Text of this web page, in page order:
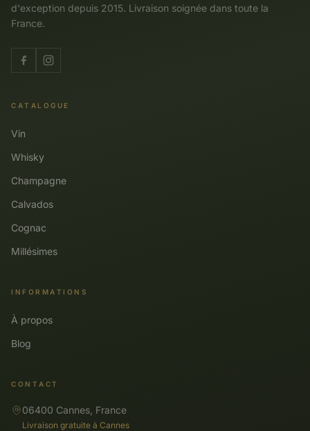
d'exception depuis 2015. Livraison soignée dans toute la
France.
CATALOGUE
Vin
Whisky
Champagne
Calvados
Cognac
Millésimes
INFORMATIONS
À propos
Blog
CONTACT
06400 Cannes, France
Livraison gratuite à Cannes